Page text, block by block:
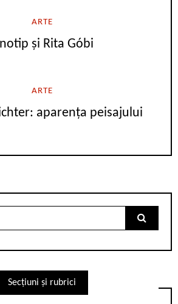
ARTE
și Rita Góbi
ARTE
aparența peisajului
Secțiuni și rubrici